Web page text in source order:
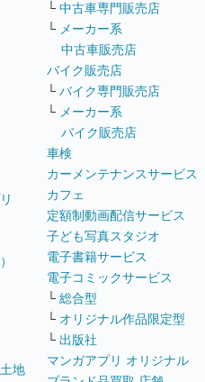
土地
└ 中古車専門販売店
└ メーカー系
中古車販売店
バイク販売店
└ バイク専門販売店
└ メーカー系
バイク販売店
車検
カーメンテナンスサービス
カフェ
定額制動画配信サービス
子ども写真スタジオ
電子書籍サービス
電子コミックサービス
└ 総合型
└ オリジナル作品限定型
└ 出版社
マンガアプリ オリジナル